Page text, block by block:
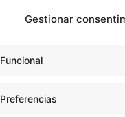
Gestionar
Funcional
Preferencias